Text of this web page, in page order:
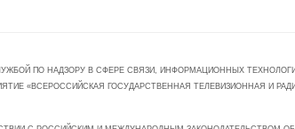
ПО НАДЗОРУ В СФЕРЕ СВЯЗИ, ИНФОРМАЦИОННЫХ
«ВСЕРОССИЙСКАЯ ГОСУДАРСТВЕННАЯ ТЕЛЕВИЗИОННАЯ И